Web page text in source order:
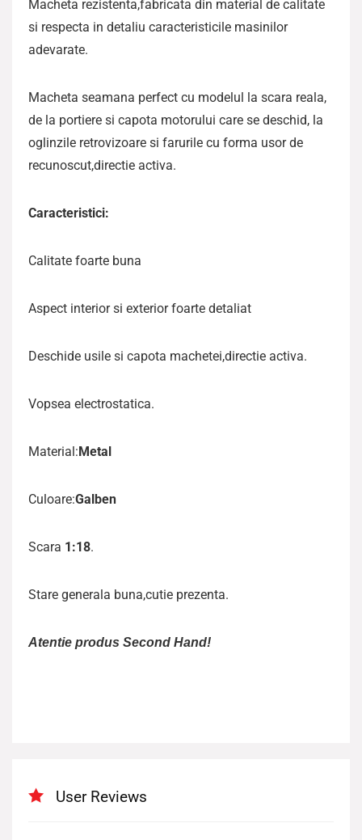
Macheta rezistenta,fabricata din material de calitate
si respecta in detaliu caracteristicile masinilor
adevarate.
Macheta seamana perfect cu modelul la scara reala,
de la portiere si capota motorului care se deschid, la
oglinzile retrovizoare si farurile cu forma usor de
recunoscut,directie activa.
Caracteristici:
Calitate foarte buna
Aspect interior si exterior foarte detaliat
Deschide usile si capota machetei,directie activa.
Vopsea electrostatica.
Material:Metal
Culoare:Galben
Scara 1:18.
Stare generala buna,cutie prezenta.
Atentie produs Second Hand!
User Reviews